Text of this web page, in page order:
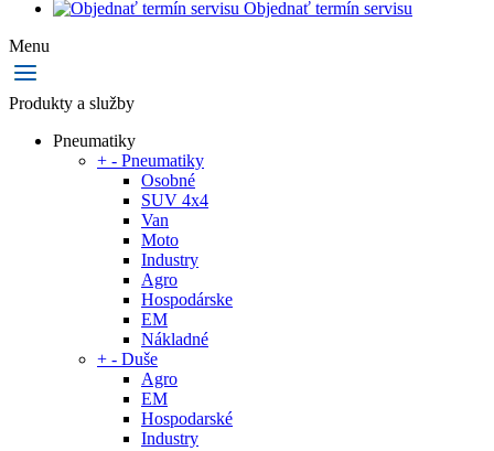
Objednať termín servisu
Menu
Produkty a služby
Pneumatiky
+ - Pneumatiky
Osobné
SUV 4x4
Van
Moto
Industry
Agro
Hospodárske
EM
Nákladné
+ - Duše
Agro
EM
Hospodarské
Industry